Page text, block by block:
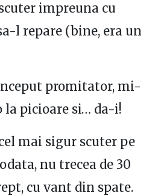
impreuna cu
l repare (bine, era un
promitator, mi-
la picioare si… da-i!
mai sigur scuter pe
nu trecea de 30
cu vant din spate.